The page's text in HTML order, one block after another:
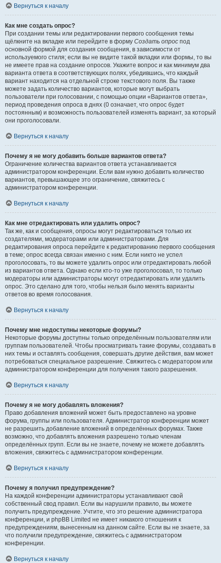
Вернуться к началу
Как мне создать опрос?
При создании темы или редактировании первого сообщения темы
щёлкните на вкладке или перейдите в форму Создать опрос под
основной формой для создания сообщения, в зависимости от
используемого стиля; если вы не видите такой вкладки или формы, то вы
не имеете прав на создание опросов. Укажите вопрос и как минимум два
варианта ответа в соответствующих полях, убедившись, что каждый
вариант находится на отдельной строке текстового поля. Вы также
можете задать количество вариантов, которые могут выбрать
пользователи при голосовании, с помощью опции «Вариантов ответа»,
период проведения опроса в днях (0 означает, что опрос будет
постоянным) и возможность пользователей изменять вариант, за который
они проголосовали.
Вернуться к началу
Почему я не могу добавить больше вариантов ответа?
Ограничение количества вариантов ответа устанавливается
администратором конференции. Если вам нужно добавить количество
вариантов, превышающее это ограничение, свяжитесь с
администратором конференции.
Вернуться к началу
Как мне отредактировать или удалить опрос?
Так же, как и сообщения, опросы могут редактироваться только их
создателями, модераторами или администраторами. Для
редактирования опроса перейдите к редактированию первого сообщения
в теме; опрос всегда связан именно с ним. Если никто не успел
проголосовать, то вы можете удалить опрос или отредактировать любой
из вариантов ответа. Однако если кто-то уже проголосовал, то только
модераторы или администраторы могут отредактировать или удалить
опрос. Это сделано для того, чтобы нельзя было менять варианты
ответов во время голосования.
Вернуться к началу
Почему мне недоступны некоторые форумы?
Некоторые форумы доступны только определённым пользователям или
группам пользователей. Чтобы просматривать такие форумы, создавать в
них темы и оставлять сообщения, совершать другие действия, вам может
потребоваться специальное разрешение. Свяжитесь с модератором или
администратором конференции для получения такого разрешения.
Вернуться к началу
Почему я не могу добавлять вложения?
Право добавления вложений может быть предоставлено на уровне
форума, группы или пользователя. Администратор конференции может
не разрешить добавление вложений в определённых форумах. Также
возможно, что добавлять вложения разрешено только членам
определённых групп. Если вы не знаете, почему не можете добавлять
вложения, свяжитесь с администратором конференции.
Вернуться к началу
Почему я получил предупреждение?
На каждой конференции администраторы устанавливают свой
собственный свод правил. Если вы нарушили правило, вы можете
получить предупреждение. Учтите, что это решение администратора
конференции, и phpBB Limited не имеет никакого отношения к
предупреждениям, вынесенным на данном сайте. Если вы не знаете, за
что получили предупреждение, свяжитесь с администратором
конференции.
Вернуться к началу